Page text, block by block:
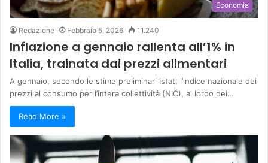
Economia
Redazione Febbraio 5, 2026 11.240
Inflazione a gennaio rallenta all’1% in
Italia, trainata dai prezzi alimentari
A gennaio, secondo le stime preliminari Istat, l’indice nazionale dei
prezzi al consumo per l’intera collettività (NIC), al lordo dei…
Read More »